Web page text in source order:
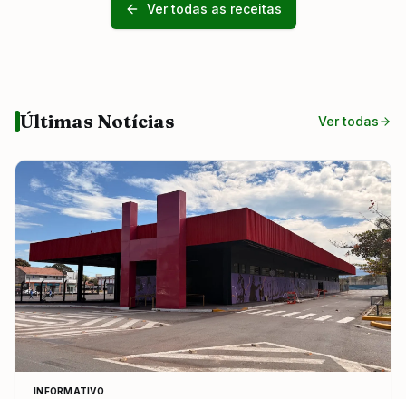
Ver todas as receitas
Últimas Notícias Ver todas
INFORMATIVO